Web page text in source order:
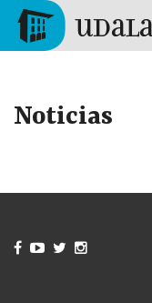
Aller au contenu principal
Noticias
   